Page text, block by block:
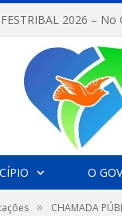
O
» CHAMADA